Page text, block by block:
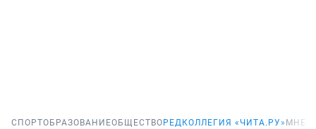
СПОРТОБРАЗОВАНИЕОБЩЕСТВО РЕДКОЛЛЕГИЯ «ЧИТА.РУ»